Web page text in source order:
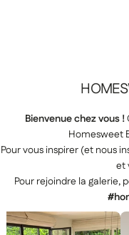
Bienvenue chez vous !
Homesweet
Pour vous inspirer (et nous
et
Pour rejoindre la galerie,